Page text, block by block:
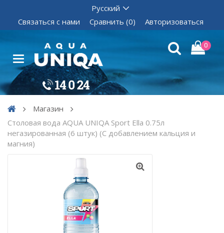
Связаться с нами Сравнить (0) Авторизоваться
0
Магазин
Столовая вода AQUA UNIQA Sport Ella 0.75л
негазированная (6 штук) (С добавлением кальция и
магния)